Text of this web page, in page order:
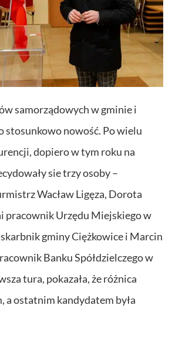
samorządowych w gminie i
stosunkowo nowość. Po wielu
dopiero w tym roku na
sie trzy osoby –
Wacław Ligęza, Dorota
pracownik Urzędu Miejskiego w
gminy Ciężkowice i Marcin
Banku Spółdzielczego w
tura, pokazała, że różnica
a ostatnim kandydatem była